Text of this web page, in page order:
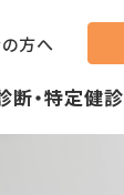
方へ
断・特定健診